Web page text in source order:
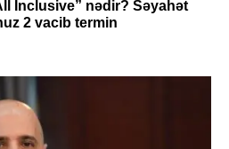
Inclusive” nədir? Səyahət
2 vacib termin